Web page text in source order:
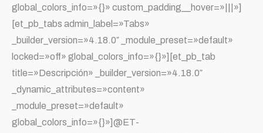
global_colors_info=»{}» custom_padding__hover=»|||»]
[et_pb_tabs admin_label=»Tabs»
_builder_version=»4.18.0″ _module_preset=»default»
locked=»off» global_colors_info=»{}»][et_pb_tab
title=»Descripción» _builder_version=»4.18.0″
_dynamic_attributes=»content»
_module_preset=»default»
global_colors_info=»{}»]@ET-